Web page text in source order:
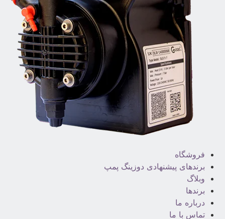
فروشگاه
برندهای پیشنهادی دوزینگ پمپ
وبلاگ
برندها
درباره ما
تماس با ما